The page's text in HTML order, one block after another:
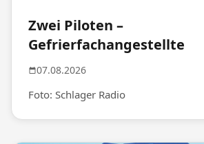
Zwei Piloten –
Gefrierfachangestellte
07.08.2026
Foto: Schlager Radio